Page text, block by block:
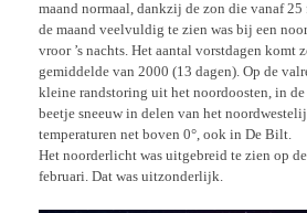
maand normaal, dankzij de zon die vanaf
de maand veelvuldig te zien was bij een
vroor ’s nachts. Het aantal vorstdagen komt
gemiddelde van 2000 (13 dagen). Op de
kleine randstoring uit het noordoosten, in de
beetje sneeuw in delen van het
temperaturen net boven 0°, ook in De Bilt.
Het noorderlicht was uitgebreid te zien op
februari. Dat was uitzonderlijk.